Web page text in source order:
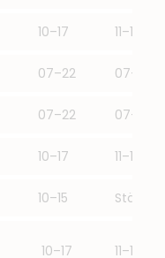
10–17 11–17
07–22 07–22
07–22 07–22
10–17 11–17
10–15 Stängt
10–17 11–17